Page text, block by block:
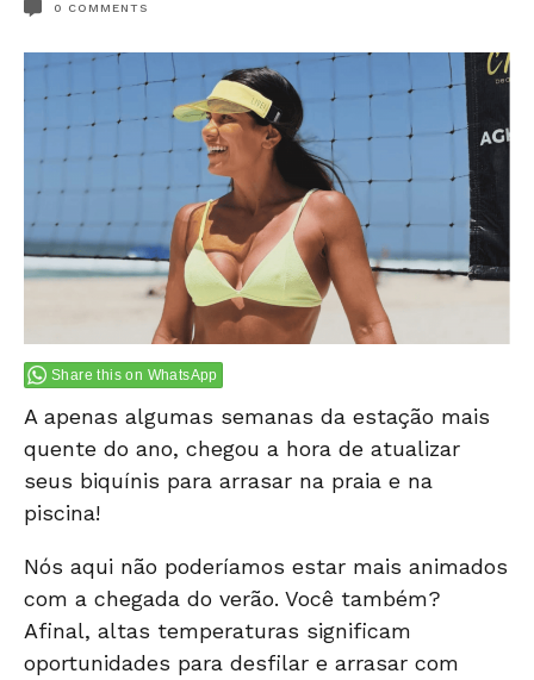
0 COMMENTS
Share this on WhatsApp
A apenas algumas semanas da estação mais
quente do ano, chegou a hora de atualizar
seus biquínis para arrasar na praia e na
piscina!
Nós aqui não poderíamos estar mais animados
com a chegada do verão. Você também?
Afinal, altas temperaturas significam
oportunidades para desfilar e arrasar com